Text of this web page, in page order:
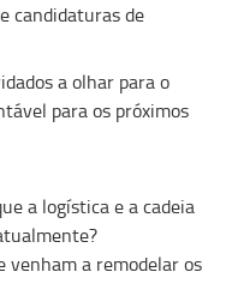
candidaturas de
a olhar para o
para os próximos
a logística e a cadeia
venham a remodelar os